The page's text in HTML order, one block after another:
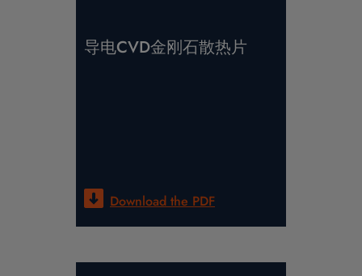
导电CVD金刚石散热片
Download the PDF